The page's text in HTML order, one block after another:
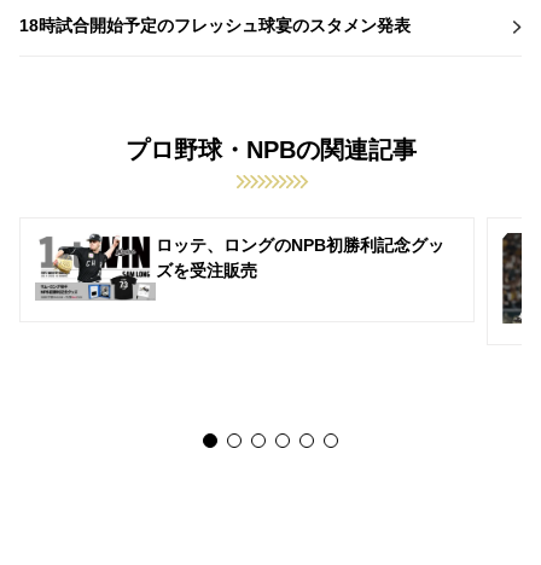
18時試合開始予定のフレッシュ球宴のスタメン発表
プロ野球・NPBの関連記事
ロッテ、ロングのNPB初勝利記念グッ
ズを受注販売